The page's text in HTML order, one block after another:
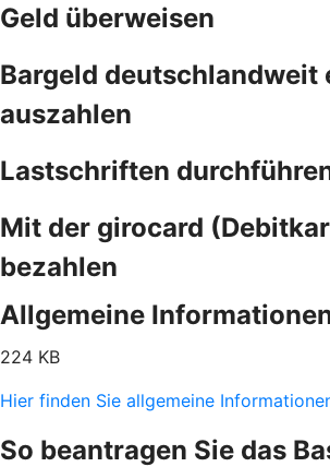
Geld überweisen
Bargeld deutschlandweit
auszahlen
Lastschriften
Mit der girocard
bezahlen
Allgemeine
224 KB
Hier finden Sie allgemeine
So beantragen Sie das